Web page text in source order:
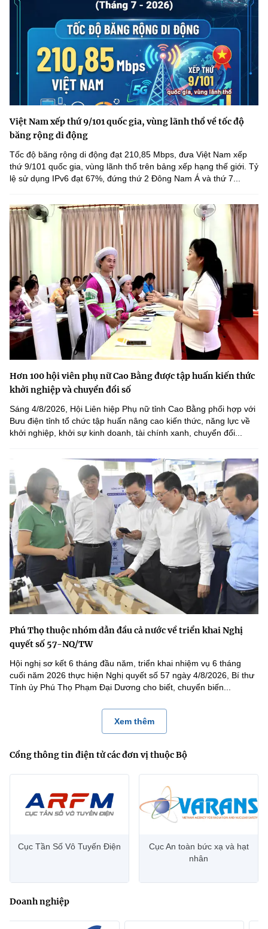
Việt Nam xếp thứ 9/101 quốc gia, vùng lãnh thổ về tốc độ
băng rộng di động
Tốc độ băng rộng di động đạt 210,85 Mbps, đưa Việt Nam xếp
thứ 9/101 quốc gia, vùng lãnh thổ trên bảng xếp hạng thế giới. Tỷ
lệ sử dụng IPv6 đạt 67%, đứng thứ 2 Đông Nam Á và thứ 7...
Hơn 100 hội viên phụ nữ Cao Bằng được tập huấn kiến thức
khởi nghiệp và chuyển đổi số
Sáng 4/8/2026, Hội Liên hiệp Phụ nữ tỉnh Cao Bằng phối hợp với
Bưu điện tỉnh tổ chức tập huấn nâng cao kiến thức, năng lực về
khởi nghiệp, khởi sự kinh doanh, tài chính xanh, chuyển đổi...
Phú Thọ thuộc nhóm dẫn đầu cả nước về triển khai Nghị
quyết số 57-NQ/TW
Hội nghị sơ kết 6 tháng đầu năm, triển khai nhiệm vụ 6 tháng
cuối năm 2026 thực hiện Nghị quyết số 57 ngày 4/8/2026, Bí thư
Tỉnh ủy Phú Thọ Phạm Đại Dương cho biết, chuyển biến...
Xem thêm
Cổng thông tin điện tử các đơn vị thuộc Bộ
Cục Tần Số Vô Tuyến Điện
Cục An toàn bức xạ và hạt
nhân
Doanh nghiệp